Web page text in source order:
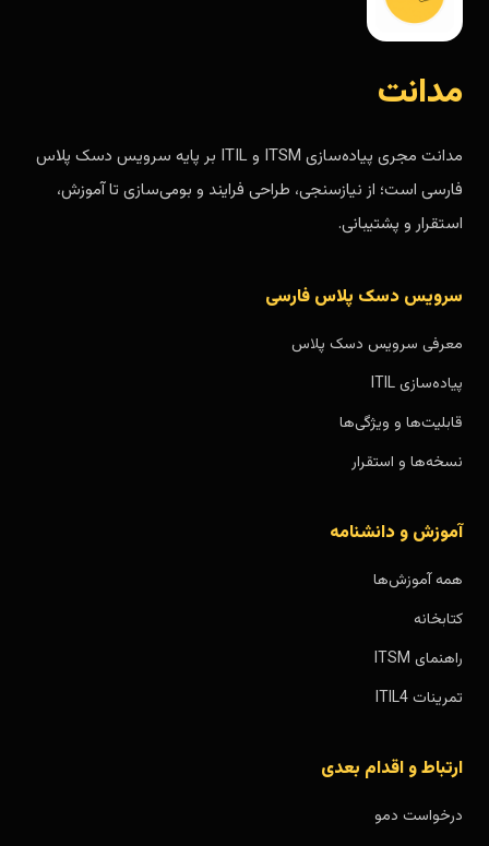
مدانت
مدانت مجری پیاده‌سازی ITSM و ITIL بر پایه سرویس دسک پلاس
فارسی است؛ از نیازسنجی، طراحی فرایند و بومی‌سازی تا آموزش،
استقرار و پشتیبانی.
سرویس دسک پلاس فارسی
معرفی سرویس دسک پلاس
پیاده‌سازی ITIL
قابلیت‌ها و ویژگی‌ها
نسخه‌ها و استقرار
آموزش و دانشنامه
همه آموزش‌ها
کتابخانه
راهنمای ITSM
تمرینات ITIL4
ارتباط و اقدام بعدی
درخواست دمو